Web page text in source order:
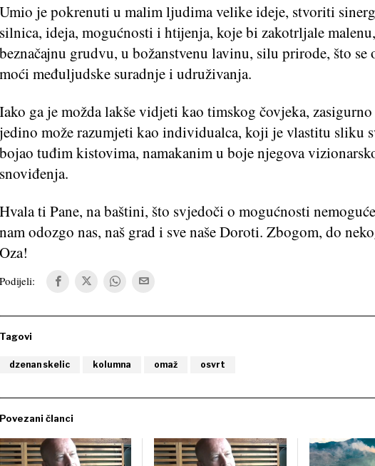
Umio je pokrenuti u malim ljudima velike ideje, stvoriti
silnica, ideja, mogućnosti i htijenja, koje bi zakotrljale malenu,
beznačajnu grudvu, u božanstvenu lavinu, silu prirode, što se
moći međuljudske suradnje i udruživanja.
Iako ga je možda lakše vidjeti kao timskog čovjeka, zasigurno
jedino može razumjeti kao individualca, koji je vlastitu sliku
bojao tuđim kistovima, namakanim u boje njegova
snoviđenja.
Hvala ti Pane, na baštini, što svjedoči o mogućnosti
nam odozgo nas, naš grad i sve naše Doroti. Zbogom, do
Oza!
Podijeli:
Tagovi
dzenan skelic kolumna omaž osvrt
Povezani članci